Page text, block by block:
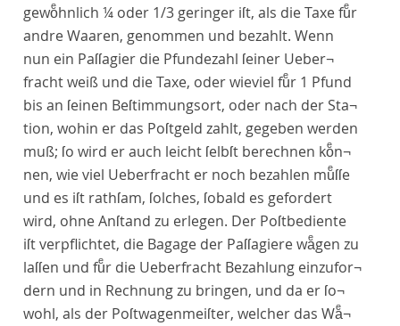
gewoͤhnlich ¼ oder 1/3 geringer iſt, als die Taxe fuͤr
andre Waaren, genommen und bezahlt. Wenn
nun ein Paſſagier die Pfundezahl ſeiner Ueber¬
fracht weiß und die Taxe, oder wieviel fuͤr 1 Pfund
bis an ſeinen Beſtimmungsort, oder nach der Sta¬
tion, wohin er das Poſtgeld zahlt, gegeben werden
muß; ſo wird er auch leicht ſelbſt berechnen koͤn¬
nen, wie viel Ueberfracht er noch bezahlen muͤſſe
und es iſt rathſam, ſolches, ſobald es gefordert
wird, ohne Anſtand zu erlegen. Der Poſtbediente
iſt verpflichtet, die Bagage der Paſſagiere waͤgen zu
laſſen und fuͤr die Ueberfracht Bezahlung einzufor¬
dern und in Rechnung zu bringen, und da er ſo¬
wohl, als der Poſtwagenmeiſter, welcher das Waͤ¬